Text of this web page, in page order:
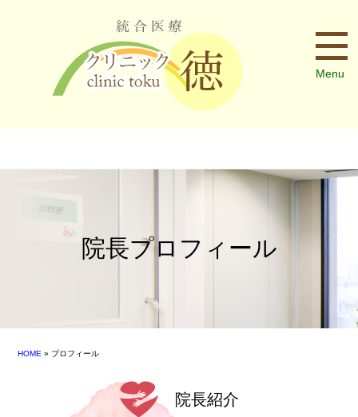
Menu
院長プロフィール
HOME » プロフィール
院長紹介